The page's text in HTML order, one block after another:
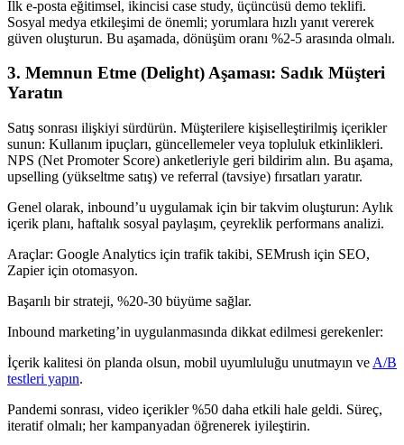
İlk e-posta eğitimsel, ikincisi case study, üçüncüsü demo teklifi.
Sosyal medya etkileşimi de önemli; yorumlara hızlı yanıt vererek
güven oluşturun. Bu aşamada, dönüşüm oranı %2-5 arasında olmalı.
3. Memnun Etme (Delight) Aşaması: Sadık Müşteri
Yaratın
Satış sonrası ilişkiyi sürdürün. Müşterilere kişiselleştirilmiş içerikler
sunun: Kullanım ipuçları, güncellemeler veya topluluk etkinlikleri.
NPS (Net Promoter Score) anketleriyle geri bildirim alın. Bu aşama,
upselling (yükseltme satış) ve referral (tavsiye) fırsatları yaratır.
Genel olarak, inbound’u uygulamak için bir takvim oluşturun: Aylık
içerik planı, haftalık sosyal paylaşım, çeyreklik performans analizi.
Araçlar: Google Analytics için trafik takibi, SEMrush için SEO,
Zapier için otomasyon.
Başarılı bir strateji, %20-30 büyüme sağlar.
Inbound marketing’in uygulanmasında dikkat edilmesi gerekenler:
İçerik kalitesi ön planda olsun, mobil uyumluluğu unutmayın ve A/B
testleri yapın.
Pandemi sonrası, video içerikler %50 daha etkili hale geldi. Süreç,
iteratif olmalı; her kampanyadan öğrenerek iyileştirin.